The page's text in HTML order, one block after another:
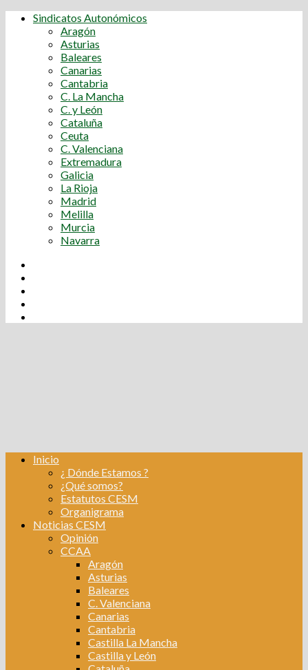
Sindicatos Autonómicos
Aragón
Asturias
Baleares
Canarias
Cantabria
C. La Mancha
C. y León
Cataluña
Ceuta
C. Valenciana
Extremadura
Galicia
La Rioja
Madrid
Melilla
Murcia
Navarra
fb
Inicio
¿ Dónde Estamos ?
¿Qué somos?
Estatutos CESM
Organigrama
Noticias CESM
Opinión
CCAA
Aragón
Asturias
Baleares
C. Valenciana
Canarias
Cantabria
Castilla La Mancha
Castilla y León